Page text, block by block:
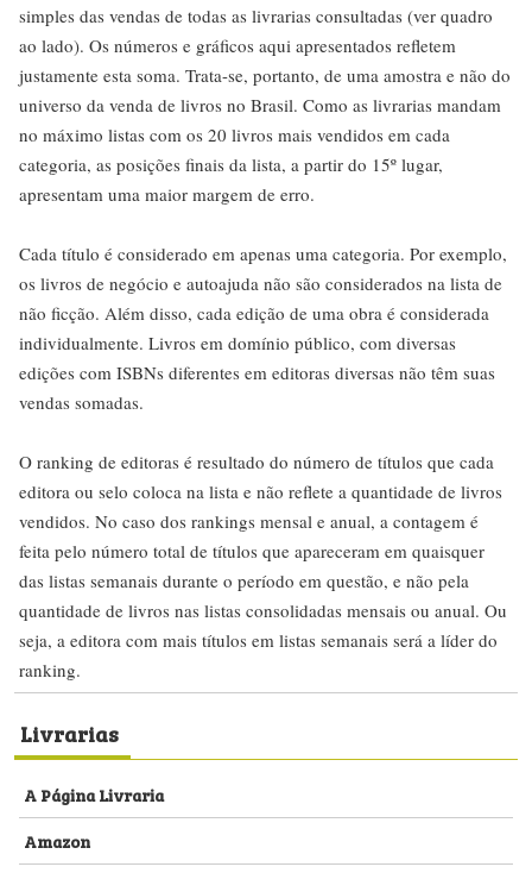
simples das vendas de todas as livrarias consultadas (ver quadro
ao lado). Os números e gráficos aqui apresentados refletem
justamente esta soma. Trata-se, portanto, de uma amostra e não do
universo da venda de livros no Brasil. Como as livrarias mandam
no máximo listas com os 20 livros mais vendidos em cada
categoria, as posições finais da lista, a partir do 15º lugar,
apresentam uma maior margem de erro.
Cada título é considerado em apenas uma categoria. Por exemplo,
os livros de negócio e autoajuda não são considerados na lista de
não ficção. Além disso, cada edição de uma obra é considerada
individualmente. Livros em domínio público, com diversas
edições com ISBNs diferentes em editoras diversas não têm suas
vendas somadas.
O ranking de editoras é resultado do número de títulos que cada
editora ou selo coloca na lista e não reflete a quantidade de livros
vendidos. No caso dos rankings mensal e anual, a contagem é
feita pelo número total de títulos que apareceram em quaisquer
das listas semanais durante o período em questão, e não pela
quantidade de livros nas listas consolidadas mensais ou anual. Ou
seja, a editora com mais títulos em listas semanais será a líder do
ranking.
Livrarias
A Página Livraria
Amazon